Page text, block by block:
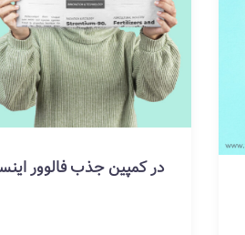
در کمپین جذب فالوور